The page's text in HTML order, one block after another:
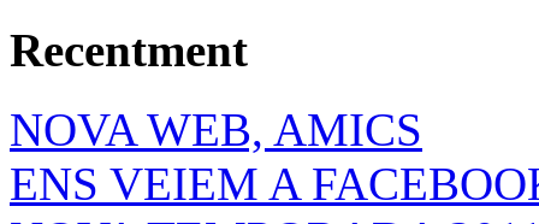
Recentment
NOVA WEB, AMICS
ENS VEIEM A